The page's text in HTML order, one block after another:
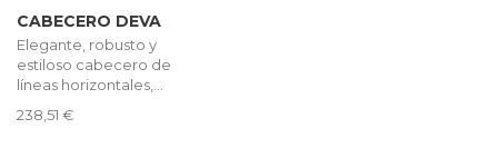
CABECERO DEVA
Elegante, robusto y
estiloso cabecero de
líneas horizontales,...
238,51 €